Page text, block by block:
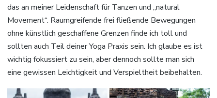
das an meiner Leidenschaft für Tanzen und „natural
Movement“. Raumgreifende frei fließende Bewegungen
ohne künstlich geschaffene Grenzen finde ich toll und
sollten auch Teil deiner Yoga Praxis sein. Ich glaube es ist
wichtig fokussiert zu sein, aber dennoch sollte man sich
eine gewissen Leichtigkeit und Verspieltheit beibehalten.